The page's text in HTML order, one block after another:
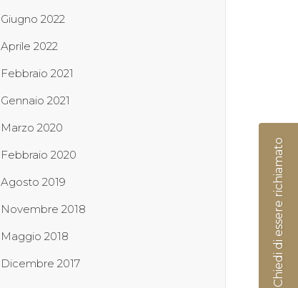
Giugno 2022
Aprile 2022
Febbraio 2021
Gennaio 2021
Marzo 2020
Febbraio 2020
Agosto 2019
Novembre 2018
Maggio 2018
Dicembre 2017
Chiedi di essere richiamato